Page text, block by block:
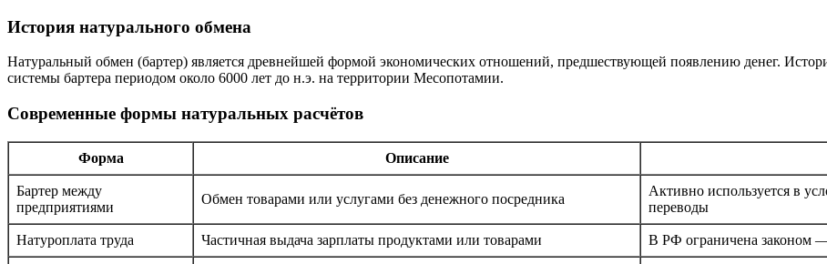
История натурального обмена
Натуральный обмен (бартер) является древнейшей формой экономических отношений, предшествующей появлению денег.
системы бартера периодом около 6000 лет до н.э. на территории Месопотамии.
Современные формы натуральных расчётов
Форма Описание
Бартер между
предприятиями
Обмен товарами или услугами без денежного посредника
Активно используется в
переводы
Натуроплата труда Частичная выдача зарплаты продуктами или товарами В РФ ограничена законом